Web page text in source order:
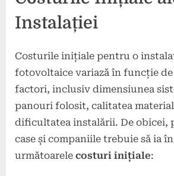
Instalației
Costurile inițiale pentru o
fotovoltaice variază în funcție
factori, inclusiv dimensiunea
panouri folosit, calitatea
dificultatea instalării. De obicei,
case și companiile trebuie să ia
următoarele costuri inițiale: